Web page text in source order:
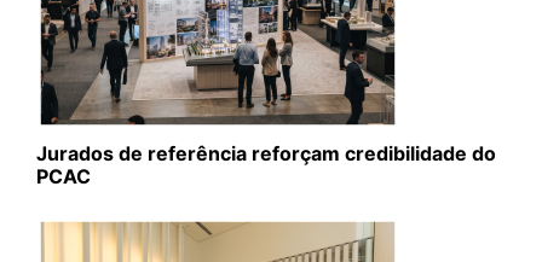
Jurados de referência reforçam credibilidade do
PCAC